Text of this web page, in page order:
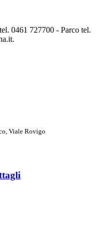
0461 727700 - Parco tel.
Viale Rovigo